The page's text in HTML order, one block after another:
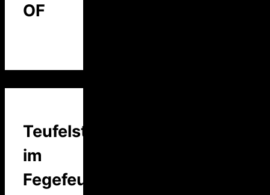
OF
Teufelstalk
im
Fegefeuer